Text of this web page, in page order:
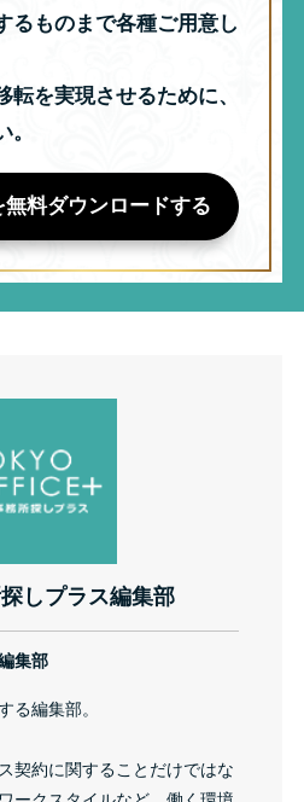
るものまで各種ご用意し
転を実現させるために、
料ダウンロードする
しプラス編集部
集部
る編集部。
契約に関することだけではな